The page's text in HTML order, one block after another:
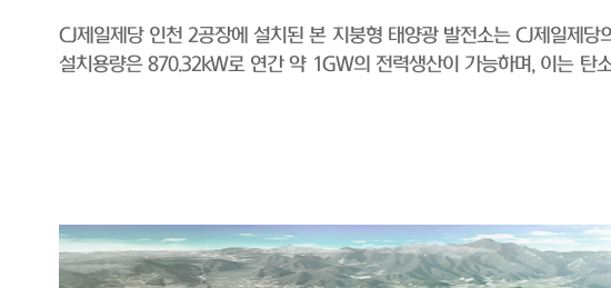
CJ제일제당 인천 2공장에 설치된 본 지붕형 태양광 발전소는 CJ제일제
설치용량은 870.32kW로 연간 약 1GW의 전력생산이 가능하며, 이는 탄